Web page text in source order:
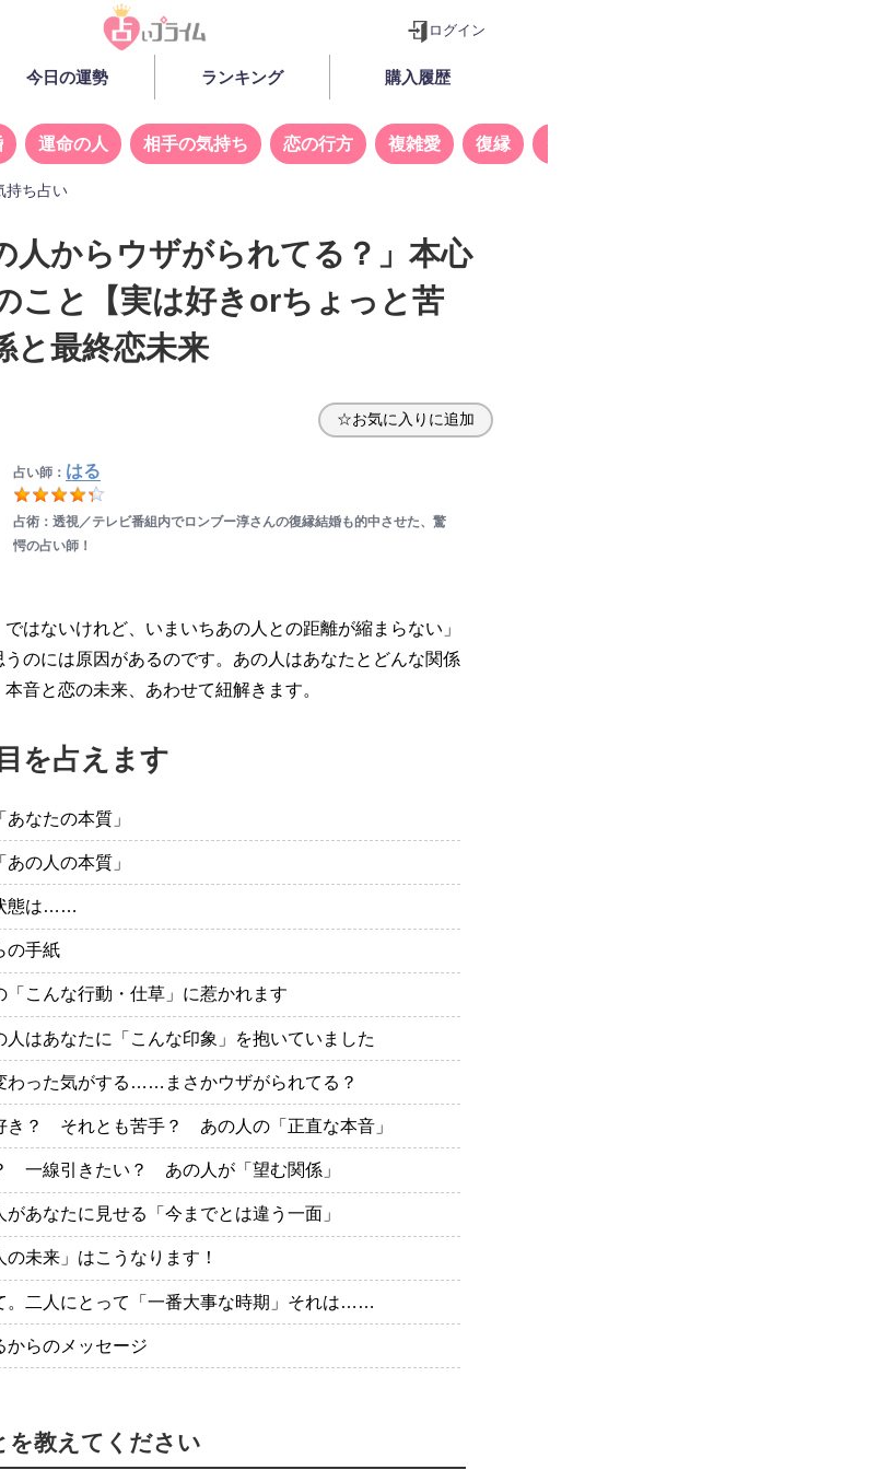
ログイン
今日の運勢 ランキング 購入履歴
運命の人 相手の気持ち 恋の行方 複雑愛 復縁
持ち占い
人からウザがられてる？」本心
こと【実は好きorちょっと苦
と最終恋未来
☆お気に入りに追加
占い師： はる
占術：透視／テレビ番組内でロンブー淳さんの復縁結婚も的中させた、驚
愕の占い師！
ではないけれど、いまいちあの人との距離が縮まらない」
のには原因があるのです。あの人はあなたとどんな関係
音と恋の未来、あわせて紐解きます。
を占えます
なたの本質」
の人の本質」
態は……
の手紙
「こんな行動・仕草」に惹かれます
人はあなたに「こんな印象」を抱いていました
わった気がする……まさかウザがられてる？
き？ それとも苦手？ あの人の「正直な本音」
一線引きたい？ あの人が「望む関係」
あなたに見せる「今までとは違う一面」
未来」はこうなります！
。二人にとって「一番大事な時期」それは……
からのメッセージ
を教えてください